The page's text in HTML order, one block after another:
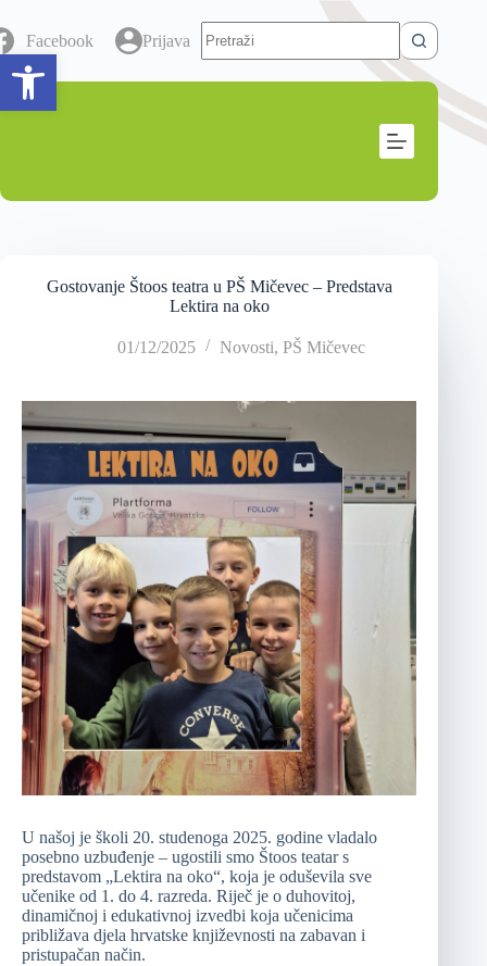
Open toolbar
Facebook Prijava
Gostovanje Štoos teatra u PŠ Mičevec – Predstava
Lektira na oko
01/12/2025 Novosti, PŠ Mičevec
U našoj je školi 20. studenoga 2025. godine vladalo
posebno uzbuđenje – ugostili smo Štoos teatar s
predstavom „Lektira na oko“, koja je oduševila sve
učenike od 1. do 4. razreda. Riječ je o duhovitoj,
dinamičnoj i edukativnoj izvedbi koja učenicima
približava djela hrvatske književnosti na zabavan i
pristupačan način.